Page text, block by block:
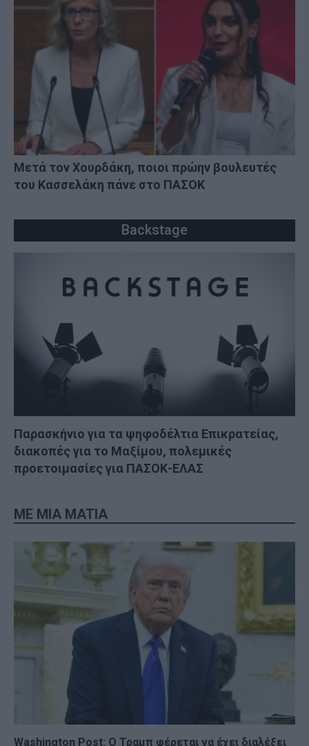
Μετά τον Χουρδάκη, ποιοι πρώην βουλευτές
του Κασσελάκη πάνε στο ΠΑΣΟΚ
Backstage
Παρασκήνιο για τα ψηφοδέλτια Επικρατείας,
διακοπές για το Μαξίμου, πολεμικές
προετοιμασίες για ΠΑΣΟΚ-ΕΛΑΣ
ME MIA MATIA
Washington Post: Ο Τραμπ φέρεται να έχει διαλέξει